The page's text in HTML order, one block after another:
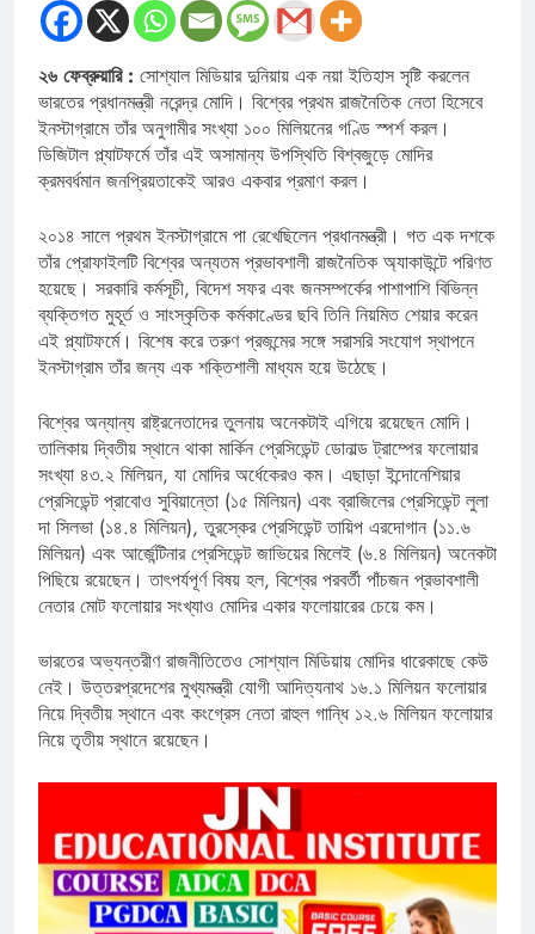
২৬ ফেব্রুয়ারি : সোশ্যাল মিডিয়ার দুনিয়ায় এক নয়া ইতিহাস সৃষ্টি করলেন
ভারতের প্রধানমন্ত্রী নরেন্দ্র মোদি। বিশ্বের প্রথম রাজনৈতিক নেতা হিসেবে
ইনস্টাগ্রামে তাঁর অনুগামীর সংখ্যা ১০০ মিলিয়নের গণ্ডি স্পর্শ করল।
ডিজিটাল প্ল্যাটফর্মে তাঁর এই অসামান্য উপস্থিতি বিশ্বজুড়ে মোদির
ক্রমবর্ধমান জনপ্রিয়তাকেই আরও একবার প্রমাণ করল।
২০১৪ সালে প্রথম ইনস্টাগ্রামে পা রেখেছিলেন প্রধানমন্ত্রী। গত এক দশকে
তাঁর প্রোফাইলটি বিশ্বের অন্যতম প্রভাবশালী রাজনৈতিক অ্যাকাউন্টে পরিণত
হয়েছে। সরকারি কর্মসূচী, বিদেশ সফর এবং জনসম্পর্কের পাশাপাশি বিভিন্ন
ব্যক্তিগত মুহূর্ত ও সাংস্কৃতিক কর্মকাণ্ডের ছবি তিনি নিয়মিত শেয়ার করেন
এই প্ল্যাটফর্মে। বিশেষ করে তরুণ প্রজন্মের সঙ্গে সরাসরি সংযোগ স্থাপনে
ইনস্টাগ্রাম তাঁর জন্য এক শক্তিশালী মাধ্যম হয়ে উঠেছে।
বিশ্বের অন্যান্য রাষ্ট্রনেতাদের তুলনায় অনেকটাই এগিয়ে রয়েছেন মোদি।
তালিকায় দ্বিতীয় স্থানে থাকা মার্কিন প্রেসিডেন্ট ডোনাল্ড ট্রাম্পের ফলোয়ার
সংখ্যা ৪৩.২ মিলিয়ন, যা মোদির অর্ধেকেরও কম। এছাড়া ইন্দোনেশিয়ার
প্রেসিডেন্ট প্রাবোও সুবিয়ান্তো (১৫ মিলিয়ন) এবং ব্রাজিলের প্রেসিডেন্ট লুলা
দা সিলভা (১৪.৪ মিলিয়ন), তুরস্কের প্রেসিডেন্ট তায়িপ এরদোগান (১১.৬
মিলিয়ন) এবং আর্জেন্টিনার প্রেসিডেন্ট জাভিয়ের মিলেই (৬.৪ মিলিয়ন) অনেকটা
পিছিয়ে রয়েছেন। তাৎপর্যপূর্ণ বিষয় হল, বিশ্বের পরবর্তী পাঁচজন প্রভাবশালী
নেতার মোট ফলোয়ার সংখ্যাও মোদির একার ফলোয়ারের চেয়ে কম।
ভারতের অভ্যন্তরীণ রাজনীতিতেও সোশ্যাল মিডিয়ায় মোদির ধারেকাছে কেউ
নেই। উত্তরপ্রদেশের মুখ্যমন্ত্রী যোগী আদিত্যনাথ ১৬.১ মিলিয়ন ফলোয়ার
নিয়ে দ্বিতীয় স্থানে এবং কংগ্রেস নেতা রাহুল গান্ধি ১২.৬ মিলিয়ন ফলোয়ার
নিয়ে তৃতীয় স্থানে রয়েছেন।